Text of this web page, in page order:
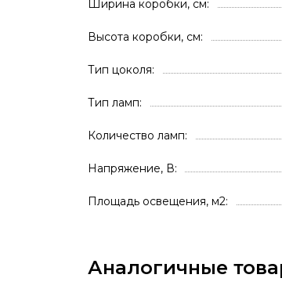
Ширина коробки, см
Высота коробки, см
Тип цоколя
Тип ламп
Количество ламп
Напряжение, В
Площадь освещения, м2
Аналогичные